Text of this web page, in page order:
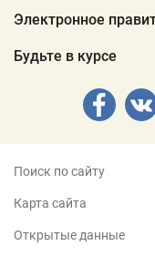
Электронное
Будьте в курсе
Поиск по сайту
Карта сайта
Открытые данные